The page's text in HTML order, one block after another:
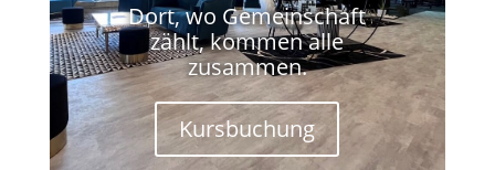
Dort, wo Gemeinschaft
zählt, kommen alle
zusammen.
Kursbuchung